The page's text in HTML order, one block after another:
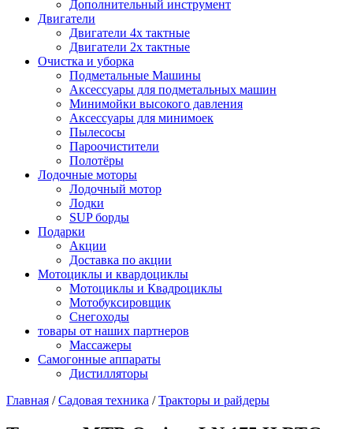
Дополнительный инструмент
Двигатели
Двигатели 4х тактные
Двигатели 2х тактные
Очистка и уборка
Подметальные Машины
Аксессуары для подметальных машин
Минимойки высокого давления
Аксессуары для минимоек
Пылесосы
Пароочистители
Полотёры
Лодочные моторы
Лодочный мотор
Лодки
SUP борды
Подарки
Акции
Доставка по акции
Мотоциклы и квардоциклы
Мотоциклы и Квадроциклы
Мотобуксировщик
Снегоходы
товары от наших партнеров
Массажеры
Самогонные аппараты
Дистилляторы
Главная /Садовая техника /Тракторы и райдеры